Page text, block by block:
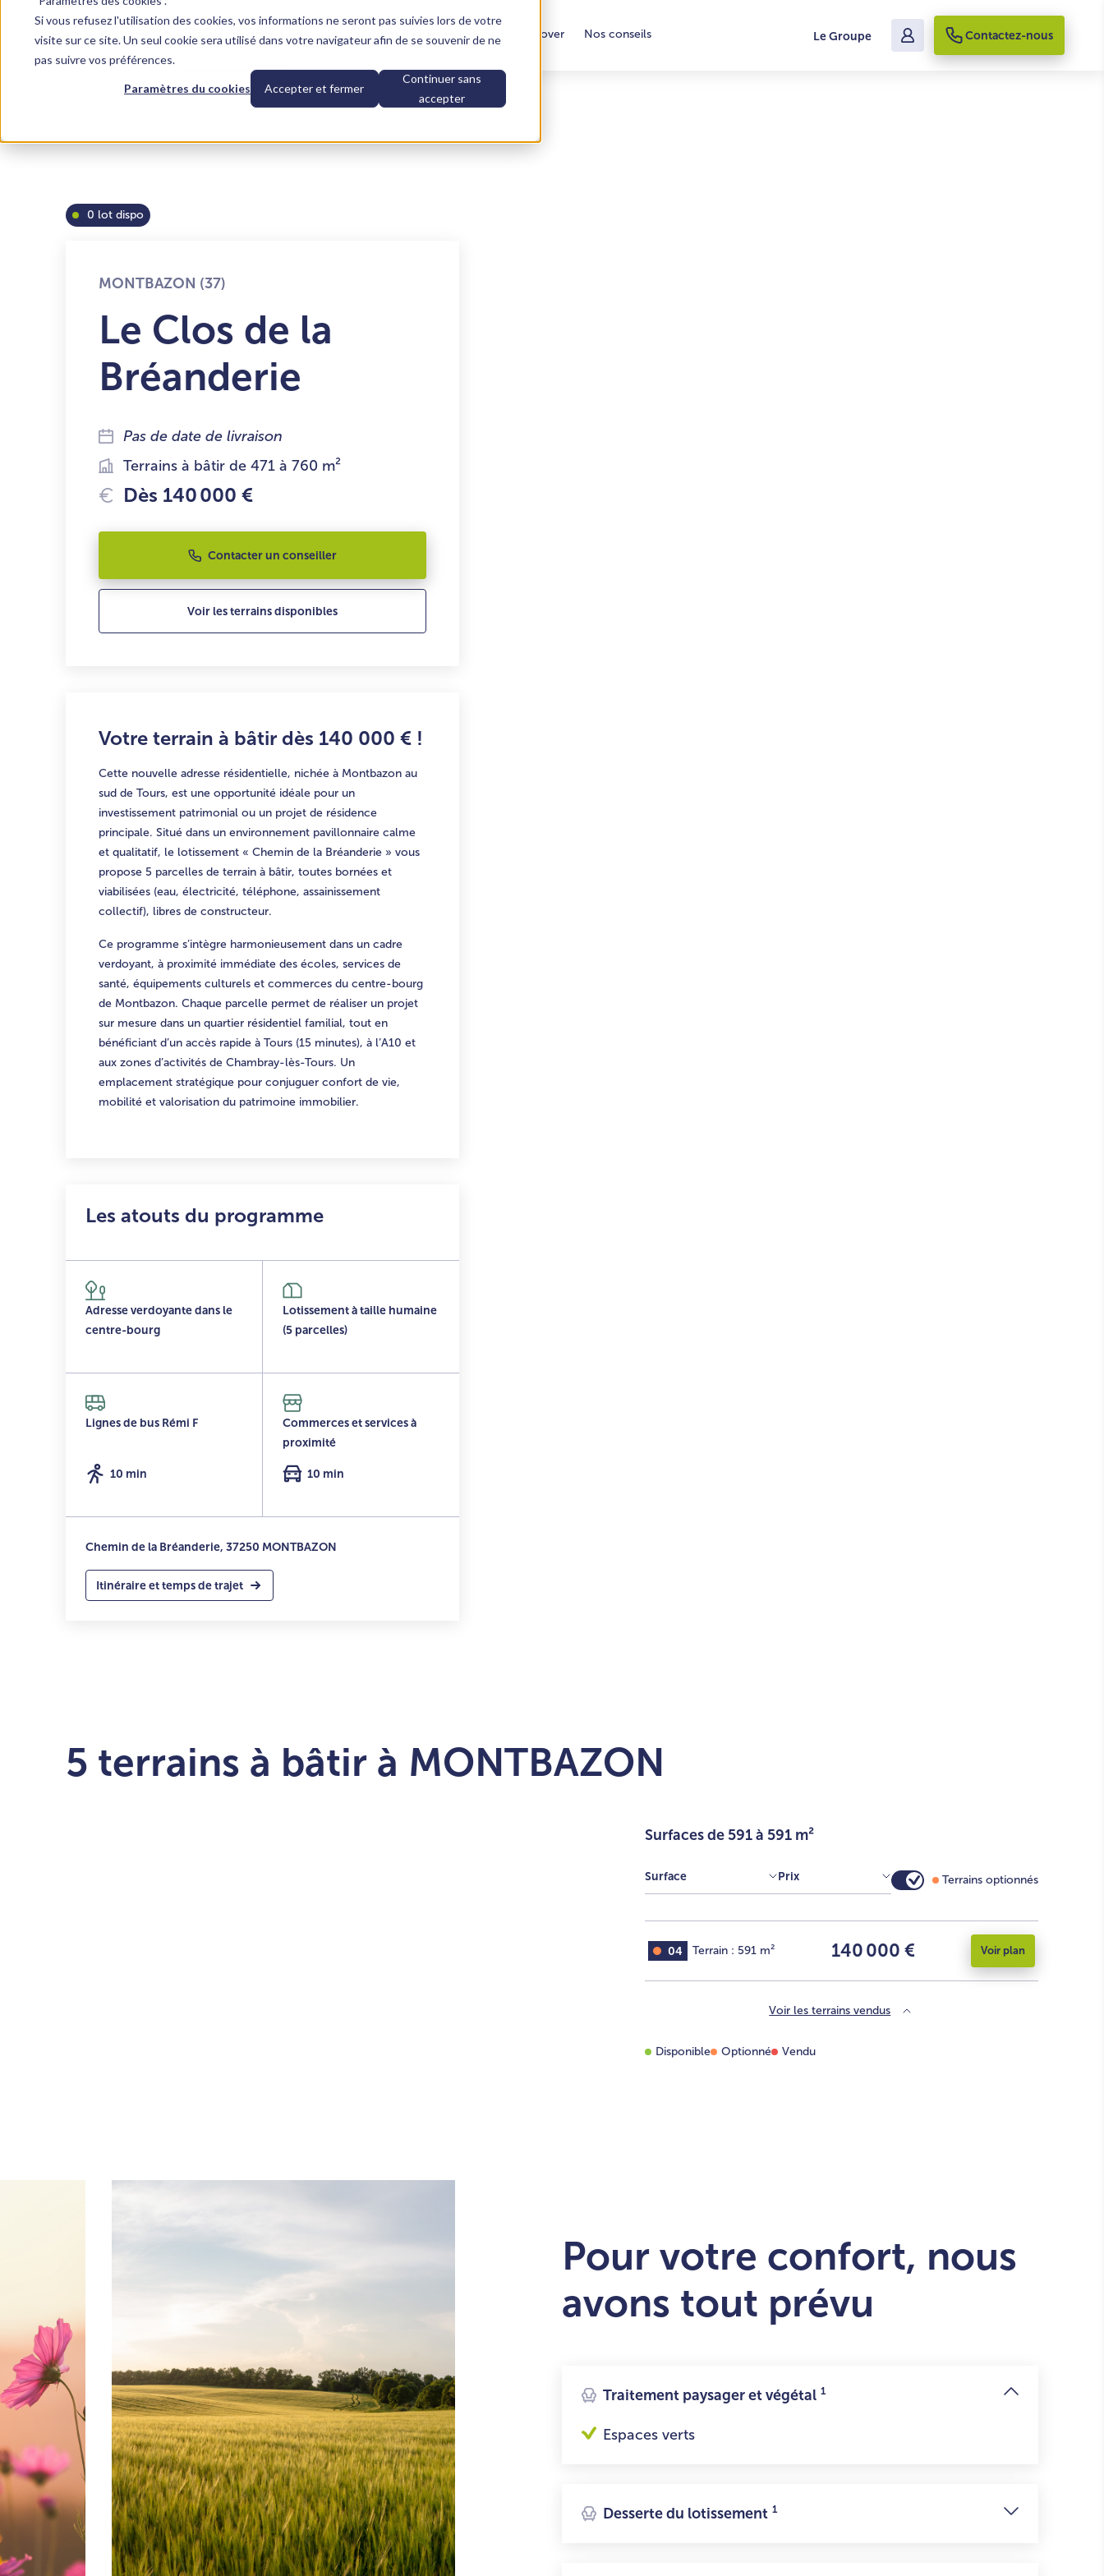
Si vous refusez l'utilisation des cookies, vos informations ne seront pas suivies lors de votre
visite sur ce site. Un seul cookie sera utilisé dans votre navigateur afin de se souvenir de ne
pas suivre vos préférences.
Paramètres du cookies Accepter et fermer
Continuer sans
accepter
Nos programmes Acheter Faire construire Vendre Rénover Nos conseils Le Groupe Contactez-nous
Prix et plans Équipements Localisation Financement Voir les terrains disponibles Contacter un conseiller
0 lot dispo
MONTBAZON (37)
Le Clos de la
Bréanderie
Pas de date de livraison
Terrains à bâtir de 471 à 760 m²
Dès 140 000 €
Contacter un conseiller
Voir les terrains disponibles
Votre terrain à bâtir dès 140 000 € !
Cette nouvelle adresse résidentielle, nichée à Montbazon au
sud de Tours, est une opportunité idéale pour un
investissement patrimonial ou un projet de résidence
principale. Situé dans un environnement pavillonnaire calme
et qualitatif, le lotissement « Chemin de la Bréanderie » vous
propose 5 parcelles de terrain à bâtir, toutes bornées et
viabilisées (eau, électricité, téléphone, assainissement
collectif), libres de constructeur.
Ce programme s’intègre harmonieusement dans un cadre
verdoyant, à proximité immédiate des écoles, services de
santé, équipements culturels et commerces du centre-bourg
de Montbazon. Chaque parcelle permet de réaliser un projet
sur mesure dans un quartier résidentiel familial, tout en
bénéficiant d’un accès rapide à Tours (15 minutes), à l’A10 et
aux zones d’activités de Chambray-lès-Tours. Un
emplacement stratégique pour conjuguer confort de vie,
mobilité et valorisation du patrimoine immobilier.
Les atouts du programme
Adresse verdoyante dans le
centre-bourg
Lotissement à taille humaine
(5 parcelles)
Lignes de bus Rémi F
10 min
Commerces et services à
proximité
10 min
Chemin de la Bréanderie, 37250 MONTBAZON
Itinéraire et temps de trajet
5 terrains à bâtir à MONTBAZON
+
Surfaces de 591 à 591 m²
Surface Prix Terrains optionnés
04 Terrain : 591m² 140 000 € Voir plan
Voir les terrains vendus
Disponible Optionné Vendu
Pour votre confort, nous
avons tout prévu
Traitement paysager et végétal 1
Espaces verts
Desserte du lotissement 1